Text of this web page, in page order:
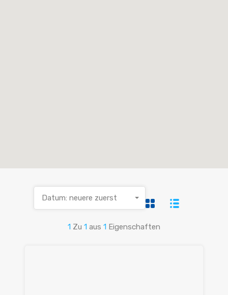
1 Zu 1 aus 1 Eigenschaften
Datum: neuere zuerst